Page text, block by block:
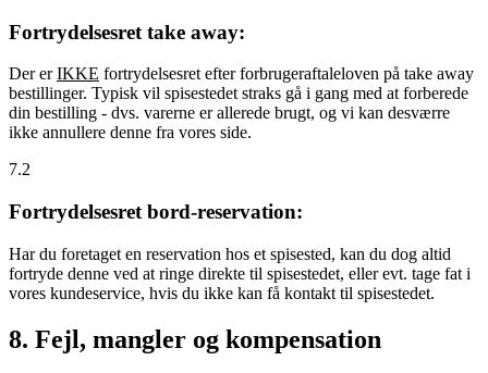
Fortrydelsesret take away:
Der erIKKE fortrydelsesret efter forbrugeraftaleloven på take away
bestillinger. Typisk vil spisestedet straks gå i gang med at forberede
din bestilling - dvs. varerne er allerede brugt, og vi kan desværre
ikke annullere denne fra vores side.
7.2
Fortrydelsesret bord-reservation:
Har du foretaget en reservation hos et spisested, kan du dog altid
fortryde denne ved at ringe direkte til spisestedet, eller evt. tage fat i
vores kundeservice, hvis du ikke kan få kontakt til spisestedet.
8. Fejl, mangler og kompensation